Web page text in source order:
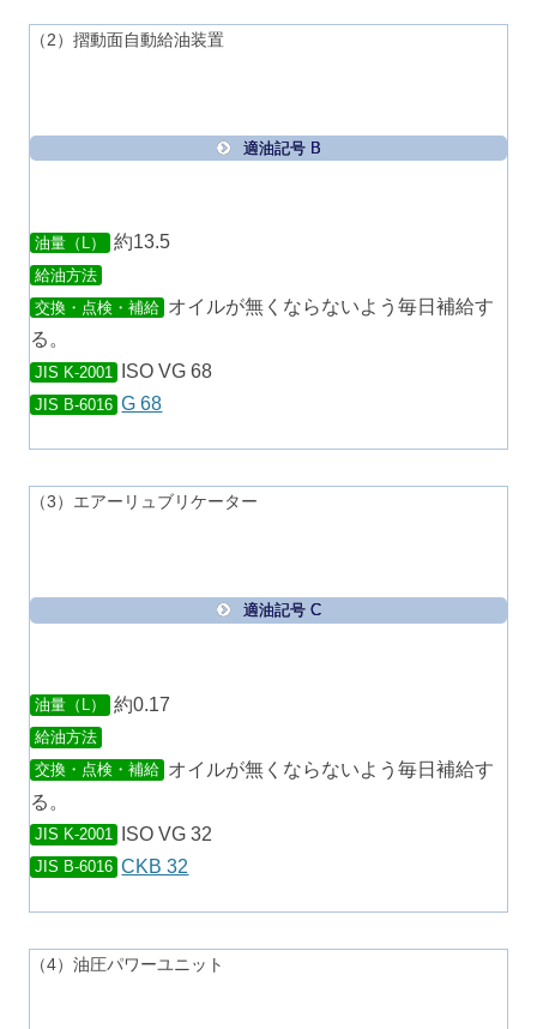
（2）摺動面自動給油装置
適油記号 B
油量（L） 約13.5
給油方法
交換・点検・補給 オイルが無くならないよう毎日補給す
る。
JIS K-2001 ISO VG 68
JIS B-6016 G 68
（3）エアーリュブリケーター
適油記号 C
油量（L） 約0.17
給油方法
交換・点検・補給 オイルが無くならないよう毎日補給す
る。
JIS K-2001 ISO VG 32
JIS B-6016 CKB 32
（4）油圧パワーユニット